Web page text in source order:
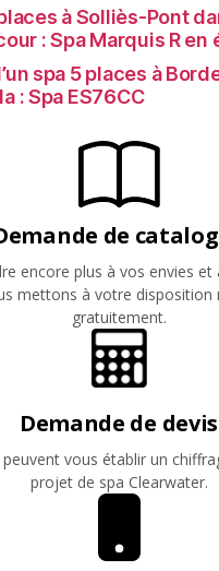
à Solliès-Pont
: Spa Marquis R
spa 5 places à
: Spa ES76CC
de
encore plus à vos envies
mettons à votre disposition
gratuitement.
Demande de devis
vous établir un
projet de spa Clearwater.